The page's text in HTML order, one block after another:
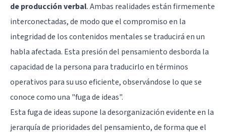
de producción verbal. Ambas realidades están firmemente
interconectadas, de modo que el compromiso en la
integridad de los contenidos mentales se traducirá en un
habla afectada. Esta presión del pensamiento desborda la
capacidad de la persona para traducirlo en términos
operativos para su uso eficiente, observándose lo que se
conoce como una "fuga de ideas".
Esta fuga de ideas supone la desorganización evidente en la
jerarquía de prioridades del pensamiento, de forma que el